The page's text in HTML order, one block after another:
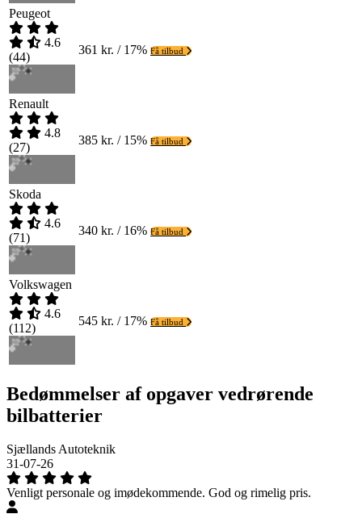
Peugeot
4.6
(44)
361 kr. / 17% Få tilbud
Renault
4.8
(27)
385 kr. / 15% Få tilbud
Skoda
4.6
(71)
340 kr. / 16% Få tilbud
Volkswagen
4.6
(112)
545 kr. / 17% Få tilbud
Bedømmelser af opgaver vedrørende
bilbatterier
Sjællands Autoteknik
31-07-26
Venligt personale og imødekommende. God og rimelig pris.